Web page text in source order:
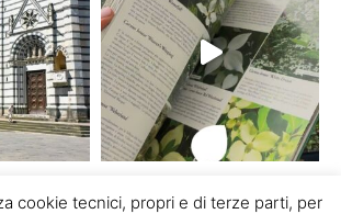
più... Segui su Instagram
cookie tecnici, propri e di terze parti, per